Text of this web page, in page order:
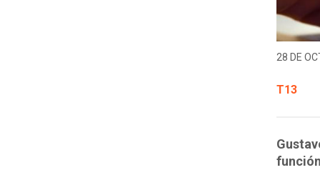
28 DE
T13